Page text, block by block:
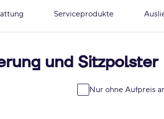
Serviceprodukte
und Sitzpolster
Nur ohne Aufpreis